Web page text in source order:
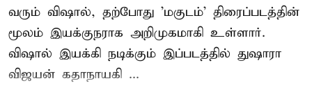
வரும் விஷால், தற்போது 'மகுடம்' திரைப்படத்தின்
மூலம் இயக்குநராக அறிமுகமாகி உள்ளார்.
விஷால் இயக்கி நடிக்கும் இப்படத்தில் துஷாரா
விஜயன் கதாநாயகி ...